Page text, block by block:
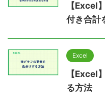
【Excel
付き合計
Excel
【Excel
る方法